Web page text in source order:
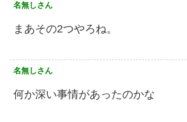
名無しさん
まあその2つやろね。
名無しさん
何か深い事情があったのかな